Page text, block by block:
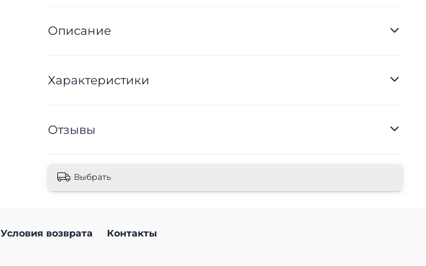
Описание
Характеристики
Отзывы
Выбрать
Условия возврата
Контакты